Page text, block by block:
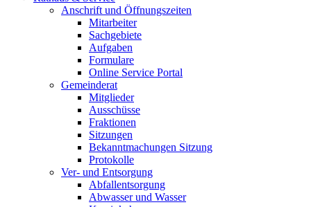
Anschrift und Öffnungszeiten
Mitarbeiter
Sachgebiete
Aufgaben
Formulare
Online Service Portal
Gemeinderat
Mitglieder
Ausschüsse
Fraktionen
Sitzungen
Bekanntmachungen Sitzung
Protokolle
Ver- und Entsorgung
Abfallentsorgung
Abwasser und Wasser